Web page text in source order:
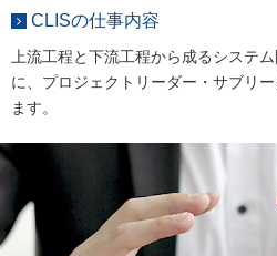
CLISの仕事内容
上流工程と下流工程から成るシステ
に、プロジェクトリーダー・サブリ
ます。